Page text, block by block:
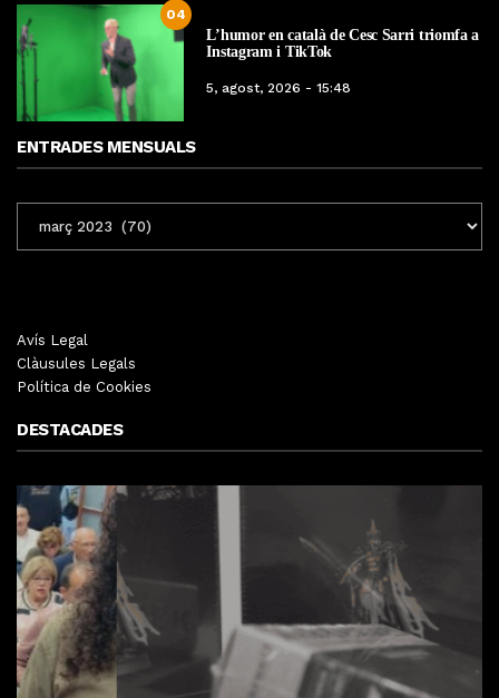
04
L’humor en català de Cesc Sarri triomfa a
Instagram i TikTok
5, agost, 2026 - 15:48
ENTRADES MENSUALS
MENSUALS
Avís Legal
Clàusules Legals
Política de Cookies
DESTACADES